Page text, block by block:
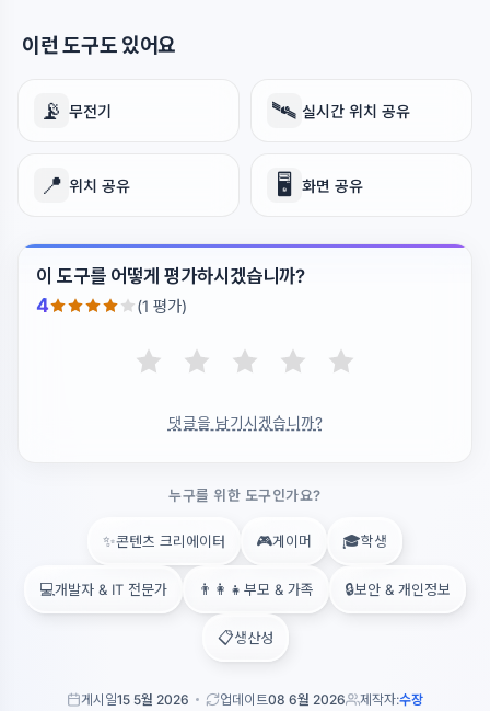
이런 도구도 있어요
📡 무전기 🛰️ 실시간 위치 공유
📍 위치 공유 🖥️ 화면 공유
이 도구를 어떻게 평가하시겠습니까?
4 (1 평가)
댓글을 남기시겠습니까?
누구를 위한 도구인가요?
✨콘텐츠 크리에이터 🎮게이머 🎓학생
💻개발자 & IT 전문가 👨‍👩‍👧 부모 & 가족 🔒보안 & 개인정보
📋생산성
게시일15 5월 2026 업데이트08 6월 2026 제작자:수장